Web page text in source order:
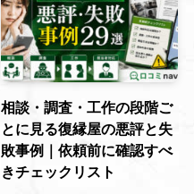
相談・調査・工作の段階ご
とに見る復縁屋の悪評と失
敗事例｜依頼前に確認すべ
きチェックリスト